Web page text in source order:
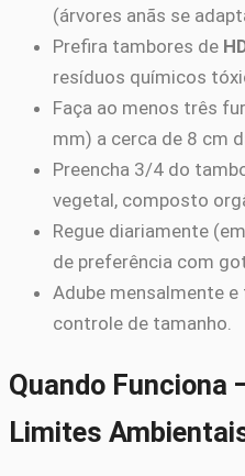
(árvores anãs se
Prefira tambores de
resíduos químicos
Faça ao menos três
mm) a cerca de 8 cm
Preencha 3/4 do
vegetal, composto
Regue diariamente
de preferência com
Adube mensalmente
controle de tamanho.
Quando Funciona
Limites